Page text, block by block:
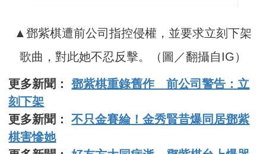
▲鄧紫棋遭前公司指控侵權，並要求立刻下架
歌曲，對此她不忍反擊。（圖／翻攝自IG）
更多新聞：鄧紫棋重錄舊作 前公司警告：立
刻下架
更多新聞：不只金賽綸！金秀賢昔爆同居鄧紫
棋害慘她